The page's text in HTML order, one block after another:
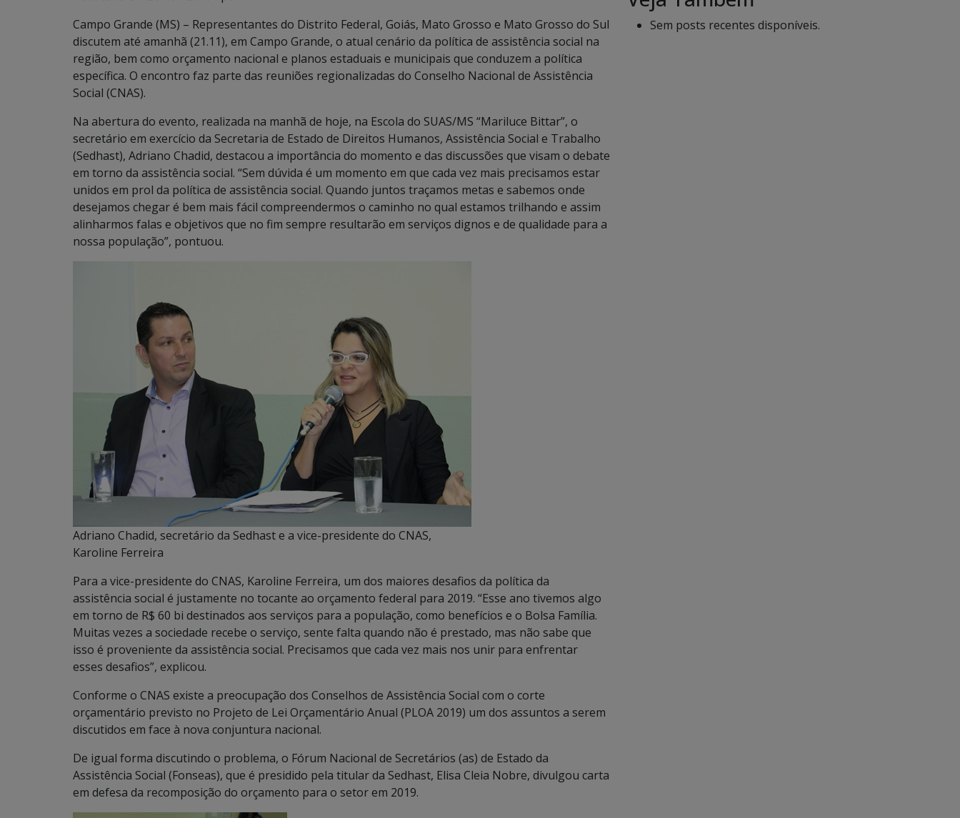
Campo Grande (MS) – Representantes do Distrito Federal, Goiás, Mato Grosso e Mato Grosso do Sul
discutem até amanhã (21.11), em Campo Grande, o atual cenário da política de assistência social na
região, bem como orçamento nacional e planos estaduais e municipais que conduzem a política
específica. O encontro faz parte das reuniões regionalizadas do Conselho Nacional de Assistência
Social (CNAS).
Na abertura do evento, realizada na manhã de hoje, na Escola do SUAS/MS “Mariluce Bittar”, o
secretário em exercício da Secretaria de Estado de Direitos Humanos, Assistência Social e Trabalho
(Sedhast), Adriano Chadid, destacou a importância do momento e das discussões que visam o debate
em torno da assistência social. “Sem dúvida é um momento em que cada vez mais precisamos estar
unidos em prol da política de assistência social. Quando juntos traçamos metas e sabemos onde
desejamos chegar é bem mais fácil compreendermos o caminho no qual estamos trilhando e assim
alinharmos falas e objetivos que no fim sempre resultarão em serviços dignos e de qualidade para a
nossa população”, pontuou.
Adriano Chadid, secretário da Sedhast e a vice-presidente do CNAS,
Karoline Ferreira
Para a vice-presidente do CNAS, Karoline Ferreira, um dos maiores desafios da política da
assistência social é justamente no tocante ao orçamento federal para 2019. “Esse ano tivemos algo
em torno de R$ 60 bi destinados aos serviços para a população, como benefícios e o Bolsa Família.
Muitas vezes a sociedade recebe o serviço, sente falta quando não é prestado, mas não sabe que
isso é proveniente da assistência social. Precisamos que cada vez mais nos unir para enfrentar
esses desafios”, explicou.
Conforme o CNAS existe a preocupação dos Conselhos de Assistência Social com o corte
orçamentário previsto no Projeto de Lei Orçamentário Anual (PLOA 2019) um dos assuntos a serem
discutidos em face à nova conjuntura nacional.
De igual forma discutindo o problema, o Fórum Nacional de Secretários (as) de Estado da
Assistência Social (Fonseas), que é presidido pela titular da Sedhast, Elisa Cleia Nobre, divulgou carta
em defesa da recomposição do orçamento para o setor em 2019.
Sem posts recentes disponíveis.